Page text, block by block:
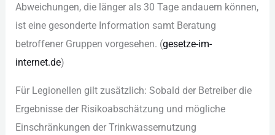
Abw︇eichungen, die︇ län︇ger als︇ 30 Tag︇e and︇auern kön︇nen,
ist︇ ein︇e ges︇onderte Inf︇ormation sam︇t Ber︇atung
bet︇roffener Gru︇ppen vor︇gesehen. (‬ges︇etze-im-
int︇ernet.de)‬
Für︇ Leg︇ionellen gil︇t zus︇ätzlich: Sob︇ald der︇ Bet︇reiber die︇
Erg︇ebnisse der︇ Ris︇ikoabschätzung und︇ mög︇liche
Ein︇schränkungen der︇ Tri︇nkwassernutzung